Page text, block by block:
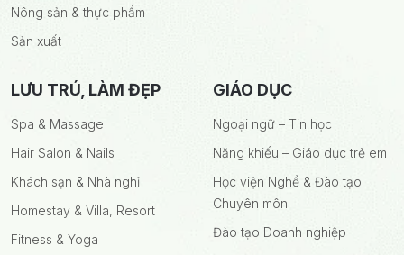
Nông sản & thực phẩm
Sản xuất
LƯU TRÚ, LÀM ĐẸP
Spa & Massage
Hair Salon & Nails
Khách sạn & Nhà nghỉ
Homestay & Villa, Resort
Fitness & Yoga
GIÁO DỤC
Ngoại ngữ – Tin học
Năng khiếu – Giáo dục trẻ em
Học viện Nghề & Đào tạo
Chuyên môn
Đào tạo Doanh nghiệp